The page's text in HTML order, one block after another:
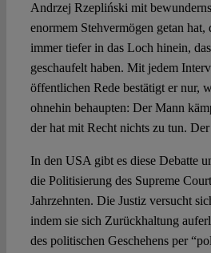
Andrzej Rzepliński mit
enormem Stehvermögen getan hat,
immer tiefer in das Loch hinein,
geschaufelt haben. Mit jedem
öffentlichen Rede bestätigt er nur,
ohnehin behaupten: Der Mann
der hat mit Recht nichts zu tun.
In den USA gibt es diese Debatte
die Politisierung des Supreme
Jahrzehnten. Die Justiz versucht
indem sie sich Zurückhaltung
des politischen Geschehens per